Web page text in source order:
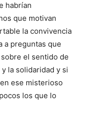
habrían
que motivan
la convivencia
a preguntas que
el sentido de
la solidaridad y si
ese misterioso
los que lo